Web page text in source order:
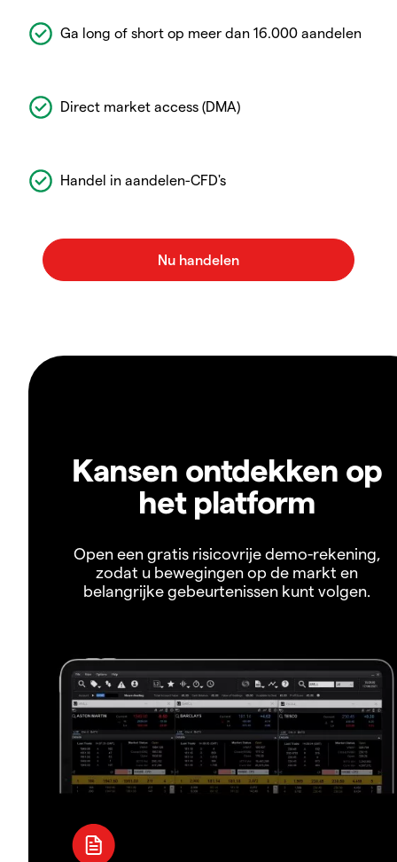
Ga long of short op meer dan 16.000 aandelen
Direct market access (DMA)
Handel in aandelen-CFD's
Kansen ontdekken op
het platform
Open een gratis risicovrije demo-rekening,
zodat u bewegingen op de markt en
belangrijke gebeurtenissen kunt volgen.